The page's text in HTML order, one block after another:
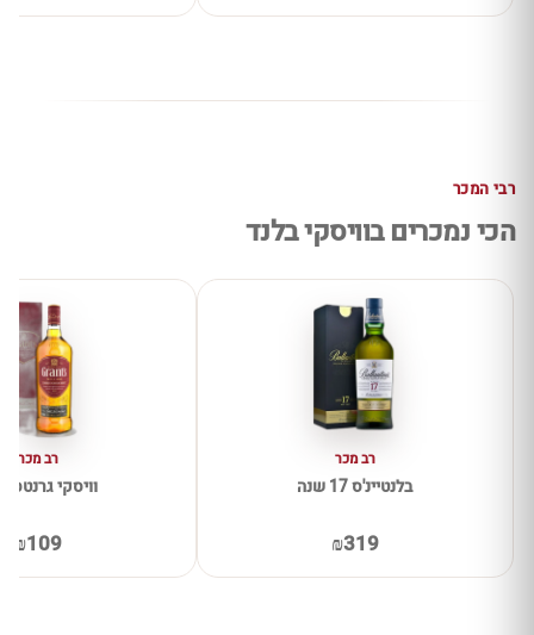
רבי המכר
הכי נמכרים בוויסקי בלנד
רב מכר
בלנטיינ'ס 17 שנה
₪319
רב מכר
וויסקי גרנטס
₪109